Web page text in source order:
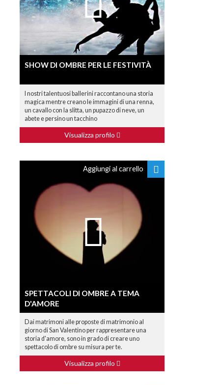
SHOW DI OMBRE PER LE FESTIVITÀ
I nostri talentuosi ballerini raccontano una storia
magica mentre creano le immagini di una renna,
un cavallo con la slitta, un pupazzo di neve, un
abete e persino un tacchino
Visualizza profilo
Aggiungi al carrello
SPETTACOLI DI OMBRE A TEMA
D'AMORE
Dai matrimoni alle proposte di matrimonio al
giorno di San Valentino per rappresentare una
storia d'amore, sono in grado di creare uno
spettacolo di ombre su misura per te.
Visualizza profilo